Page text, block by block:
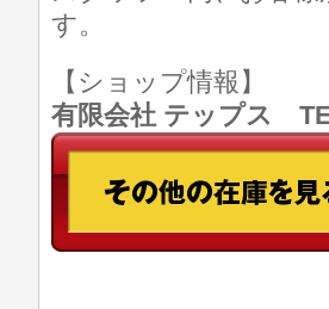
す。
【ショップ情報】
有限会社 テップス